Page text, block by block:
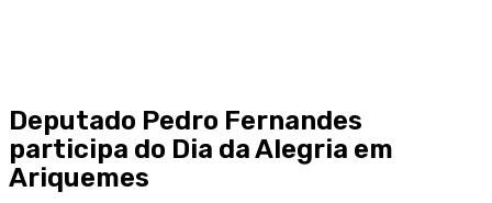
Deputado Pedro Fernandes
participa do Dia da Alegria em
Ariquemes